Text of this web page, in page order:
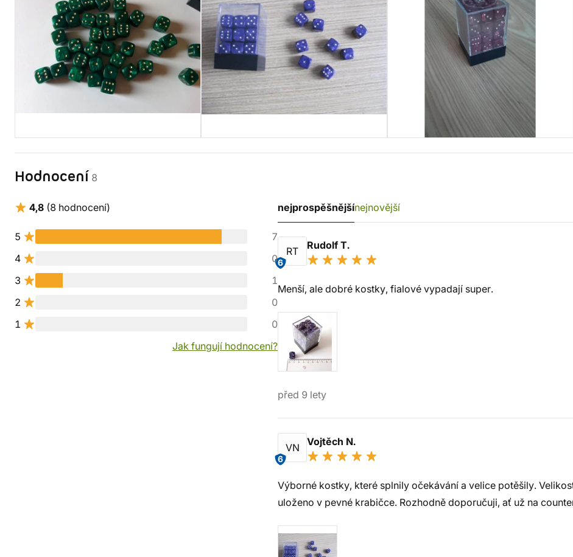
Hodnocení 8
4,8 (8 hodnocení)
5
7
4
0
3
1
2
0
1
0
Jak fungují hodnocení?
nejprospěšnějšínejnovější
RT
6
Rudolf T.
Menší, ale dobré kostky, fialové vypadají super.
před 9 lety
VN
6
Vojtěch N.
Výborné kostky, které splnily očekávání a velice potěšily.
uloženo v pevné krabičce. Rozhodně doporučuji, ať už na